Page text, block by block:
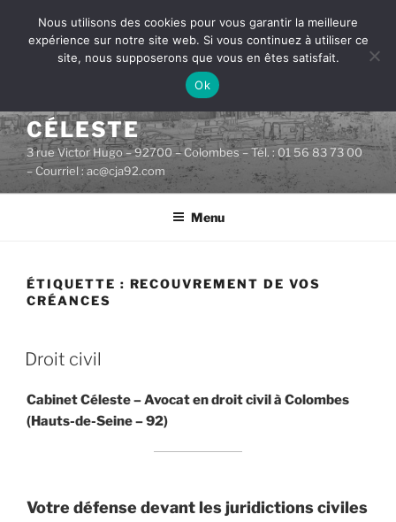
contenu
CABINET D'AVOCATS
CÉLESTE
3 rue Victor Hugo – 92700 – Colombes – Tél. : 01 56 83 73 00
– Courriel : ac@cja92.com
Menu
ÉTIQUETTE : RECOUVREMENT DE VOS
CRÉANCES
PUBLIÉ
LE
Droit civil
Cabinet Céleste – Avocat en droit civil à Colombes
(Hauts-de-Seine – 92)
Votre défense devant les juridictions civiles
Nous utilisons des cookies pour vous garantir la meilleure
expérience sur notre site web. Si vous continuez à utiliser ce
site, nous supposerons que vous en êtes satisfait.
Ok